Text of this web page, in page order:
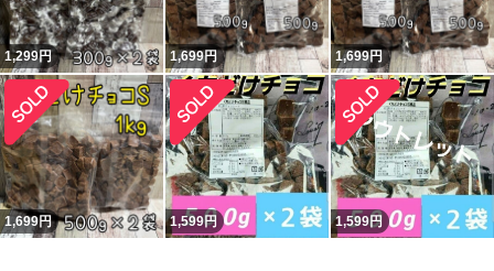
1,299円 1,699円 1,699円
1,699円 1,599円 1,599円